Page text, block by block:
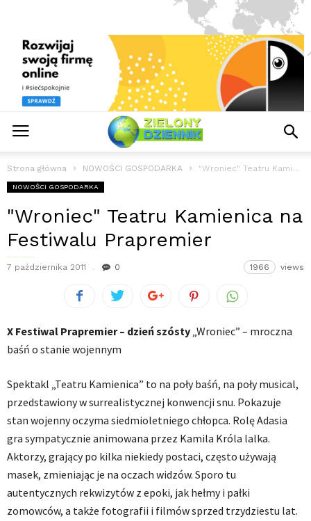
Strona główna NOWOŚCI GOSPODARKA "Wroniec" Teatru Kamienica na Festiwalu Prapremier
NOWOŚCI GOSPODARKA
"Wroniec" Teatru Kamienica na
Festiwalu Prapremier
7 października 2011 0 1966 views
X Festiwal Prapremier – dzień szósty „Wroniec” – mroczna
baśń o stanie wojennym
Spektakl „Teatru Kamienica” to na poły baśń, na poły musical,
przedstawiony w surrealistycznej konwencji snu. Pokazuje
stan wojenny oczyma siedmioletniego chłopca. Rolę Adasia
gra sympatycznie animowana przez Kamila Króla lalka.
Aktorzy, grający po kilka niekiedy postaci, często używają
masek, zmieniając je na oczach widzów. Sporo tu
autentycznych rekwizytów z epoki, jak hełmy i pałki
zomowców, a także fotografii i filmów sprzed trzydziestu lat.